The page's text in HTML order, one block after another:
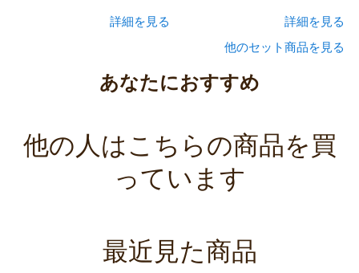
詳細を見る
詳細を見る
他のセット商品を見る
あなたにおすすめ
他の人はこちらの商品を買
っています
最近見た商品